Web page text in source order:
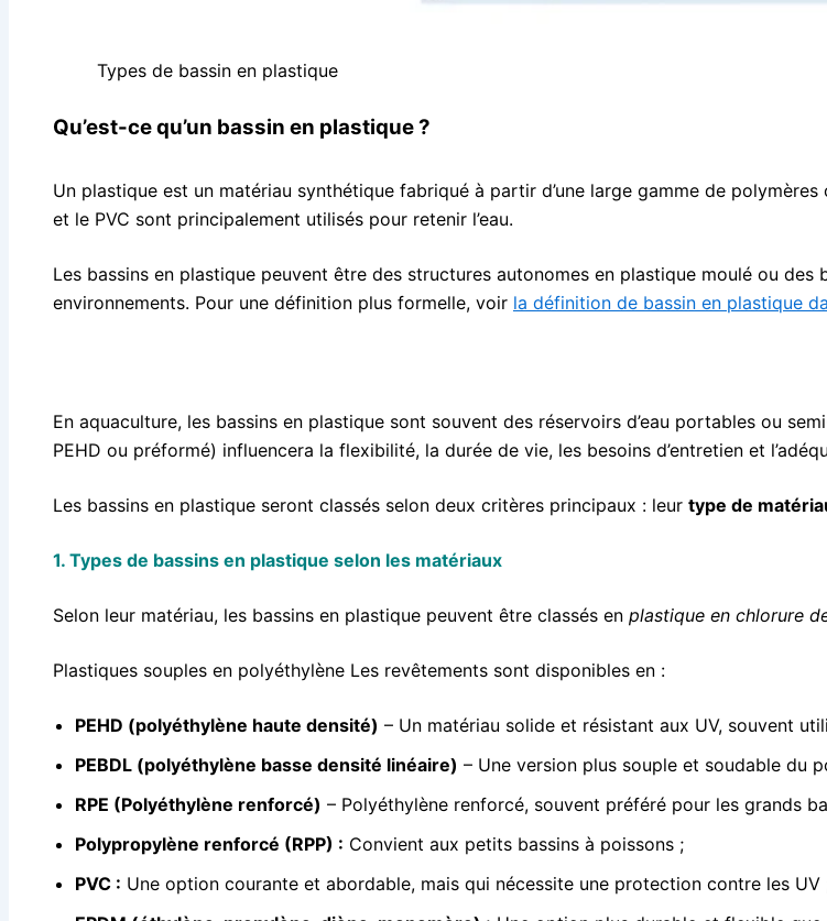
Types de bassin en plastique
Qu’est-ce qu’un bassin en plastique ?
Un plastique est un matériau synthétique fabriqué à partir d’une large gamme de polymères
et le PVC sont principalement utilisés pour retenir l’eau.
Les bassins en plastique peuvent être des structures autonomes en plastique moulé ou
environnements. Pour une définition plus formelle, voir la définition de bassin en plastique
En aquaculture, les bassins en plastique sont souvent des réservoirs d’eau portables ou
PEHD ou préformé) influencera la flexibilité, la durée de vie, les besoins d’entretien et
Les bassins en plastique seront classés selon deux critères principaux : leur type de
1. Types de bassins en plastique selon les matériaux
Selon leur matériau, les bassins en plastique peuvent être classés en plastique en chlorure
Plastiques souples en polyéthylène Les revêtements sont disponibles en :
PEHD (polyéthylène haute densité) – Un matériau solide et résistant aux UV, souvent
PEBDL (polyéthylène basse densité linéaire) – Une version plus souple et soudable du
RPE (Polyéthylène renforcé) – Polyéthylène renforcé, souvent préféré pour les grands
Polypropylène renforcé (RPP) : Convient aux petits bassins à poissons ;
PVC : Une option courante et abordable, mais qui nécessite une protection contre les UV